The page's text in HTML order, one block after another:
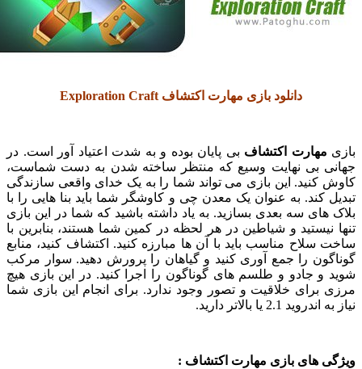
دانلود بازی مهارت اکتشاف Exploration Craft
اکتشافبی پایان بوده و به شدت اعتیاد آور است. در
بی نهایت وسیع که منتظر ساخته شدن به دست شماست،
این بازی می تواند شما را به یک خدای واقعی سازندگی
کند. به عنوان یک معدن چی و کاوشگر شما باید بنا هایی را با
سه بعدی بسازید. به یاد داشته باشید که شما در این بازی
و شیاطین در هر لحظه در کمین شما هستند، بنابرین با
مناسب باید با آن ها مبارزه کنید. اکتشاف کنید، منابع
را جمع آوری کنید و گیاهان را پرورش دهید. سوار مرکب
جادو و طلسم های گوناگون را اجرا کنید. در این بازی هیچ
خلاقیت و تصور وجود ندارد. برای انجام این بازی شما
یا بالاتر دارید.
های بازی مهارت اکتشاف :